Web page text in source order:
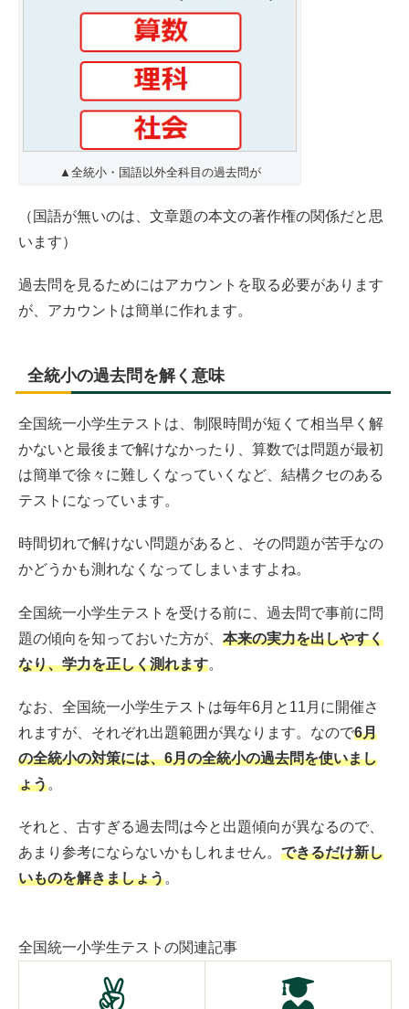
▲全統小・国語以外全科目の過去問が
（国語が無いのは、文章題の本文の著作権の関係だと思
います）
過去問を見るためにはアカウントを取る必要があります
が、アカウントは簡単に作れます。
全統小の過去問を解く意味
全国統一小学生テストは、制限時間が短くて相当早く解
かないと最後まで解けなかったり、算数では問題が最初
は簡単で徐々に難しくなっていくなど、結構クセのある
テストになっています。
時間切れで解けない問題があると、その問題が苦手なの
かどうかも測れなくなってしまいますよね。
全国統一小学生テストを受ける前に、過去問で事前に問
題の傾向を知っておいた方が、 本来の実力を出しやすく
なり、学力を正しく測れます。
なお、全国統一小学生テストは毎年6月と11月に開催さ
れますが、それぞれ出題範囲が異なります。なので6月
の全統小の対策には、6月の全統小の過去問を使いまし
ょう。
それと、古すぎる過去問は今と出題傾向が異なるので、
あまり参考にならないかもしれません。 できるだけ新し
いものを解きましょう。
全国統一小学生テストの関連記事